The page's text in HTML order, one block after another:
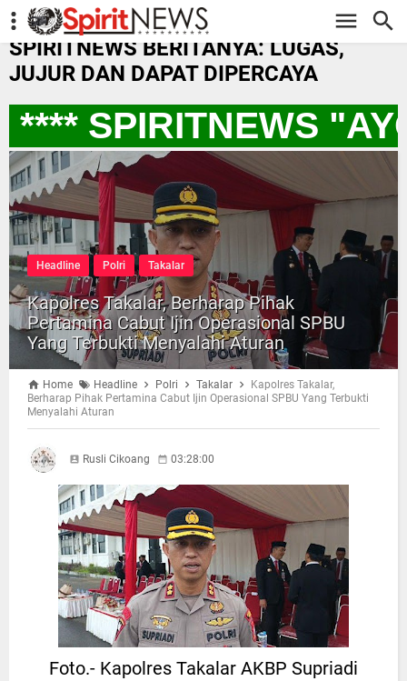
-->
SPIRITNEWS BERITANYA: LUGAS,
JUJUR DAN DAPAT DIPERCAYA
SPIRITNEWS
Headline Polri Takalar
Kapolres Takalar, Berharap Pihak
Pertamina Cabut Ijin Operasional SPBU
Yang Terbukti Menyalahi Aturan
Home Headline Polri Takalar
Kapolres Takalar,
Berharap Pihak Pertamina Cabut Ijin Operasional SPBU Yang Terbukti
Menyalahi Aturan
Rusli Cikoang 03:28:00
Foto.- Kapolres Takalar AKBP Supriadi